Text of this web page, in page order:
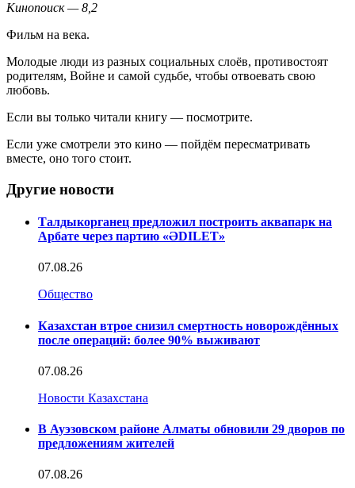
Кинопоиск — 8,2
Фильм на века.
Молодые люди из разных социальных слоёв, противостоят
родителям, Войне и самой судьбе, чтобы отвоевать свою
любовь.
Если вы только читали книгу — посмотрите.
Если уже смотрели это кино — пойдём пересматривать
вместе, оно того стоит.
Другие новости
Талдыкорганец предложил построить аквапарк на
Арбате через партию «ӘDILET»
07.08.26
Общество
Казахстан втрое снизил смертность новорождённых
после операций: более 90% выживают
07.08.26
Новости Казахстана
В Ауэзовском районе Алматы обновили 29 дворов по
предложениям жителей
07.08.26